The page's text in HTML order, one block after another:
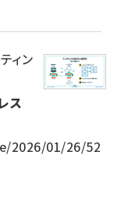
ィン
ス
2026/01/26/52